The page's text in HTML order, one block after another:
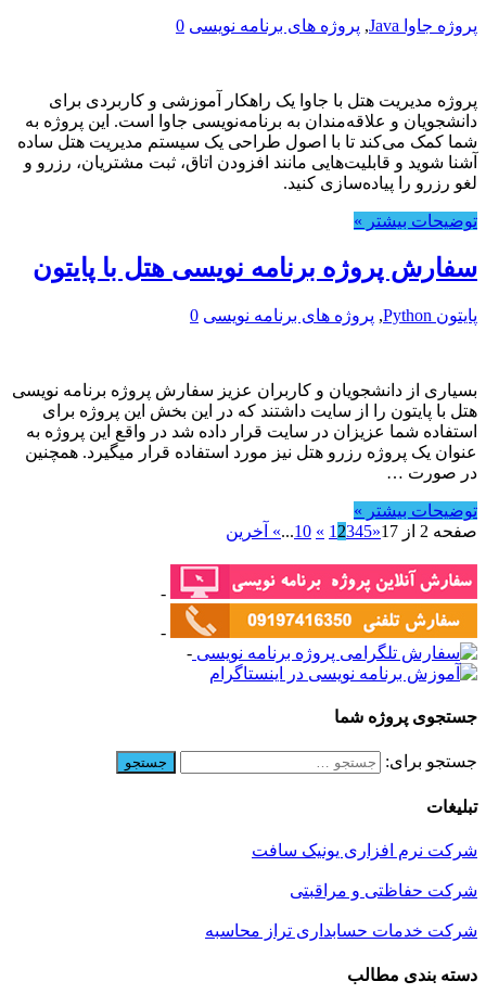
پروژه جاوا Java , پروژه های برنامه نویسی 0
پروژه مدیریت هتل با جاوا یک راهکار آموزشی و کاربردی برای
دانشجویان و علاقه‌مندان به برنامه‌نویسی جاوا است. این پروژه به
شما کمک می‌کند تا با اصول طراحی یک سیستم مدیریت هتل ساده
آشنا شوید و قابلیت‌هایی مانند افزودن اتاق، ثبت مشتریان، رزرو و
لغو رزرو را پیاده‌سازی کنید.
توضیحات بیشتر »
سفارش پروژه برنامه نویسی هتل با پایتون
پایتون Python , پروژه های برنامه نویسی 0
بسیاری از دانشجویان و کاربران عزیز سفارش پروژه برنامه نویسی
هتل با پایتون را از سایت داشتند که در این بخش این پروژه برای
استفاده شما عزیزان در سایت قرار داده شد در واقع این پروژه به
عنوان یک پروژه رزرو هتل نیز مورد استفاده قرار میگیرد. همچنین
در صورت …
توضیحات بیشتر »
صفحه 2 از 17
«
1 2345
»
10
...» آخرین
-
-
-
جستجوی پروژه شما
جستجو برای:
تبلیغات
شرکت نرم افزاری یونیک سافت
شرکت حفاظتی و مراقبتی
شرکت خدمات حسابداری تراز محاسبه
دسته بندی مطالب